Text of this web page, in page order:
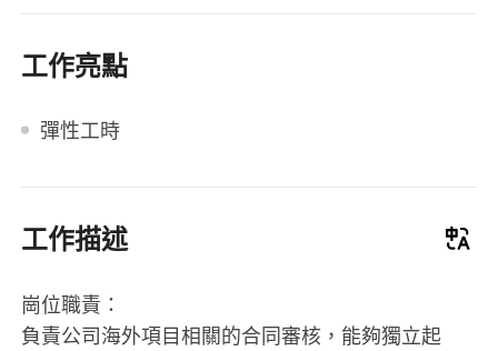
工作亮點
彈性工時
工作描述
崗位職責：
負責公司海外項目相關的合同審核，能夠獨立起